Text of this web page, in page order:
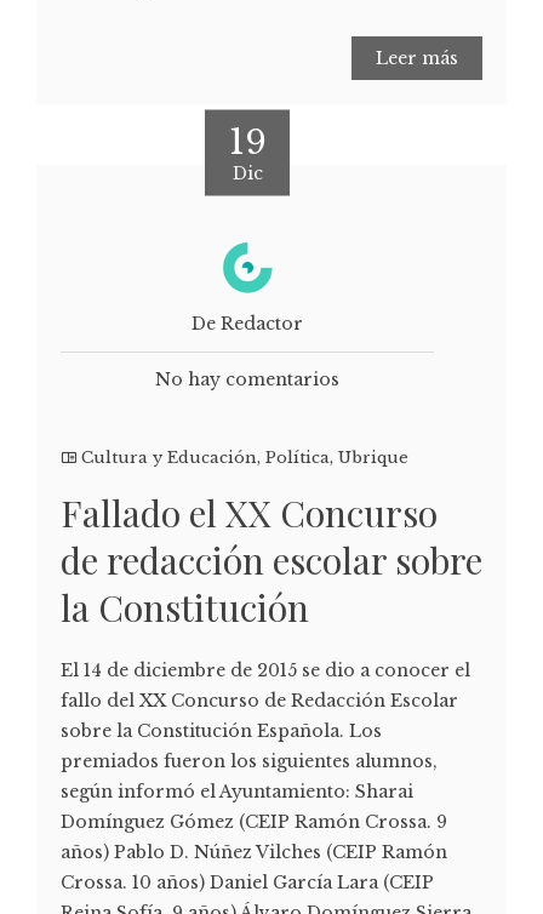
Leer más
19
Dic
De Redactor
No hay comentarios
Cultura y Educación, Política, Ubrique
Fallado el XX Concurso
de redacción escolar sobre
la Constitución
El 14 de diciembre de 2015 se dio a conocer el
fallo del XX Concurso de Redacción Escolar
sobre la Constitución Española. Los
premiados fueron los siguientes alumnos,
según informó el Ayuntamiento: Sharai
Domínguez Gómez (CEIP Ramón Crossa. 9
años) Pablo D. Núñez Vilches (CEIP Ramón
Crossa. 10 años) Daniel García Lara (CEIP